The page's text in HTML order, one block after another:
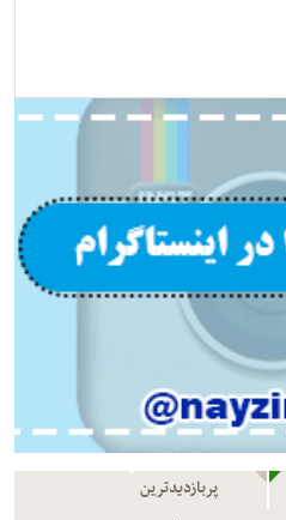
پربازدیدترین